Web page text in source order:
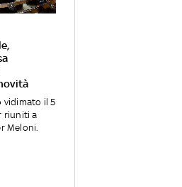
vidimato il 5
riuniti a
Meloni.